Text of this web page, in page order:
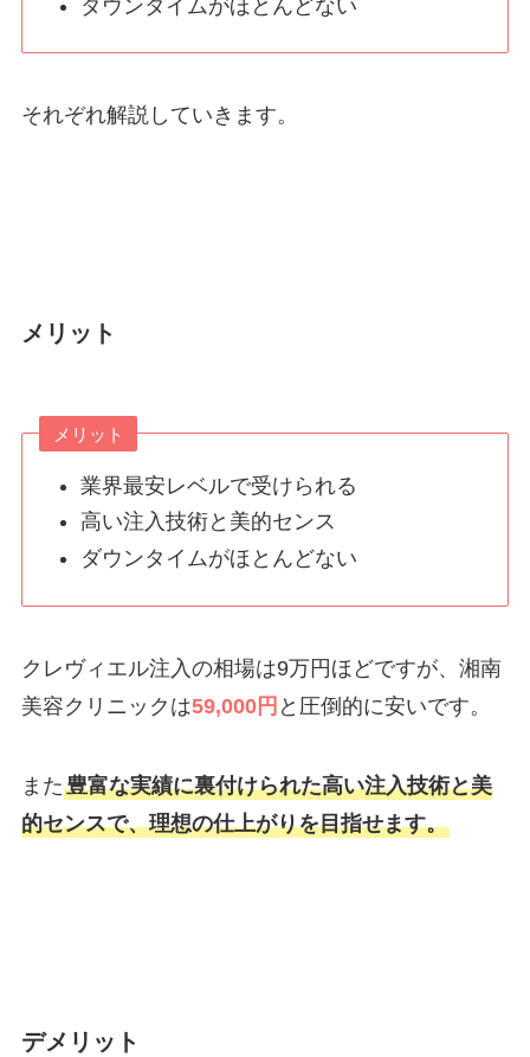
ダウンタイムがほとんどない
それぞれ解説していきます。
メリット
メリット
業界最安レベルで受けられる
高い注入技術と美的センス
ダウンタイムがほとんどない
クレヴィエル注入の相場は9万円ほどですが、湘南
美容クリニックは59,000円 と圧倒的に安いです。
また豊富な実績に裏付けられた高い注入技術と美
的センスで、理想の仕上がりを目指せます。
デメリット